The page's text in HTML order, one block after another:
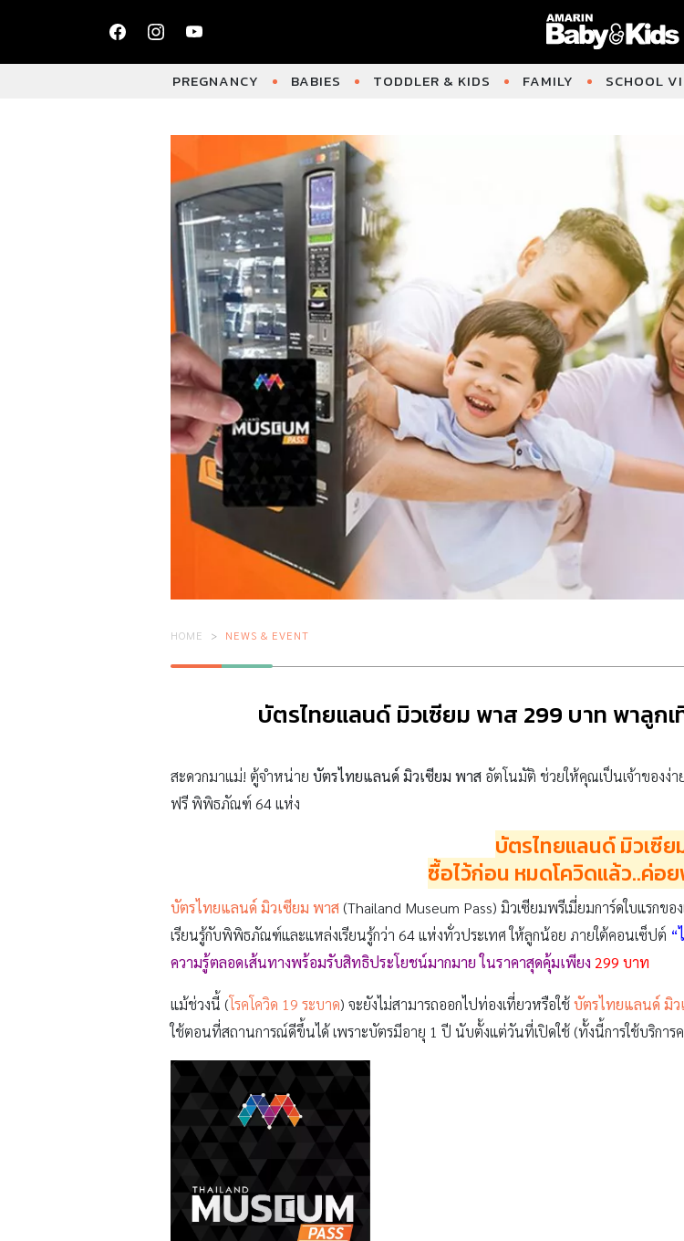
PREGNANCY BABIES TODDLER & KIDS FAMILY SCHOOL
HOME NEWS & EVENT
บัตรไทยแลนด์ มิวเซียม พาส 299 บาท พาลูก
สะดวกมาแม่! ตู้จำหน่าย บัตรไทยแลนด์ มิวเซียม พาส อัตโนมัติ ช่วยให้คุณเป็นเจ้าของง่
ฟรี พิพิธภัณฑ์ 64 แห่ง
บัตรไทยแลนด์ มิวเซี
ซื้อไว้ก่อน หมดโควิดแล้ว..ค่อ
บัตรไทยแลนด์ มิวเซียม พาส(Thailand Museum Pass) มิวเซียมพรีเมี่ยมการ์ดใบแรก
เรียนรู้กับพิพิธภัณฑ์และแหล่งเรียนรู้กว่า 64 แห่งทั่วประเทศ ให้ลูกน้อย ภายใต้คอนเซ็ปต์ “
ความรู้ตลอดเส้นทางพร้อมรับสิทธิประโยชน์มากมาย ในราคาสุดคุ้มเพียง 299 บาท
แม้ช่วงนี้ (โรคโควิด 19 ระบาด) จะยังไม่สามารถออกไปท่องเที่ยวหรือใช้บัตรไทยแลนด์ มิว
ใช้ตอนที่สถานการณ์ดีขึ้นได้ เพราะบัตรมีอายุ 1 ปี นับตั้งแต่วันที่เปิดใช้ (ทั้งนี้การใช้บริการ